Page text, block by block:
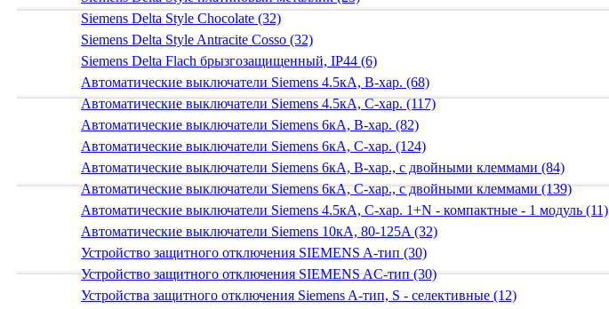
Siemens Delta Style Chocolate (32)
Siemens Delta Style Antracite Cosso (32)
Siemens Delta Flach брызгозащищенный, IP44 (6)
Автоматические выключатели Siemens 4.5кА, B-хар. (68)
Автоматические выключатели Siemens 4.5кА, C-хар. (117)
Автоматические выключатели Siemens 6кА, B-хар. (82)
Автоматические выключатели Siemens 6кА, С-хар. (124)
Автоматические выключатели Siemens 6кА, B-хар., с двойными клеммами (84)
Автоматические выключатели Siemens 6кА, C-хар., с двойными клеммами (139)
Автоматические выключатели Siemens 4.5кА, C-хар. 1+N - компактные - 1 модуль (11)
Автоматические выключатели Siemens 10кА, 80-125A (32)
Устройство защитного отключения SIEMENS A-тип (30)
Устройство защитного отключения SIEMENS AС-тип (30)
Устройства защитного отключения Siemens A-тип, S - селективные (12)